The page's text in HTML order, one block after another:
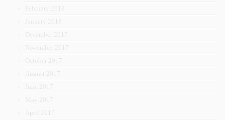
February 2018
January 2018
December 2017
November 2017
October 2017
August 2017
June 2017
May 2017
April 2017